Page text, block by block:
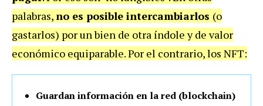
palabras,no es posible intercambiarlos (o
gastarlos) por un bien de otra índole y de valor
económico equiparable. Por el contrario, los NFT:
Guardan información en la red (blockchain)